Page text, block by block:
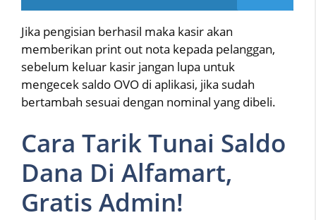
Jika pengisian berhasil maka kasir akan
memberikan print out nota kepada pelanggan,
sebelum keluar kasir jangan lupa untuk
mengecek saldo OVO di aplikasi, jika sudah
bertambah sesuai dengan nominal yang dibeli.
Cara Tarik Tunai Saldo
Dana Di Alfamart,
Gratis Admin!